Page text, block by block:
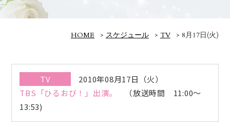
HOME > スケジュール > TV > 8月17日(火)
TV
2010年08月17日（火）
TBS「ひるおび！」出演。
（放送時間 11:00～
13:53)